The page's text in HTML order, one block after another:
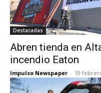
Destacadas
Abren tienda en
incendio Eaton
Impulso Newspaper - 19